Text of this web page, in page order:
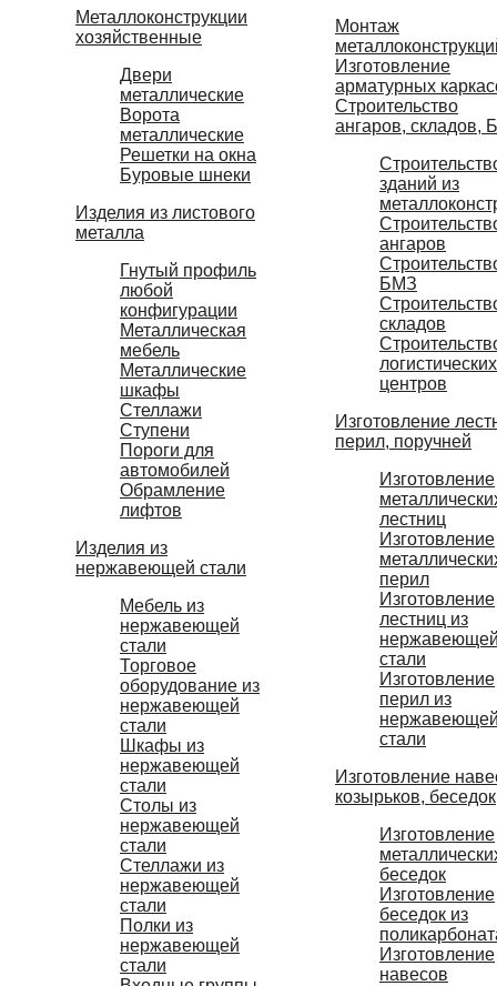
Металлоконструкции
хозяйственные
Двери
металлические
Ворота
металлические
Решетки на окна
Буровые шнеки
Изделия из листового
металла
Гнутый профиль
любой
конфигурации
Металлическая
мебель
Металлические
шкафы
Стеллажи
Ступени
Пороги для
автомобилей
Обрамление
лифтов
Изделия из
нержавеющей стали
Мебель из
нержавеющей
стали
Торговое
оборудование из
нержавеющей
стали
Шкафы из
нержавеющей
стали
Столы из
нержавеющей
стали
Стеллажи из
нержавеющей
стали
Полки из
нержавеющей
стали
Монтаж
Изготовление
арматурных
Строительство
ангаров, складов,
зданий из
ангаров
БМЗ
складов
логистических
центров
Изготовление
перил, поручней
Изготовление
лестниц
Изготовление
перил
Изготовление
лестниц из
стали
Изготовление
перил из
стали
Изготовление
козырьков, беседок
Изготовление
беседок
Изготовление
беседок из
Изготовление
навесов